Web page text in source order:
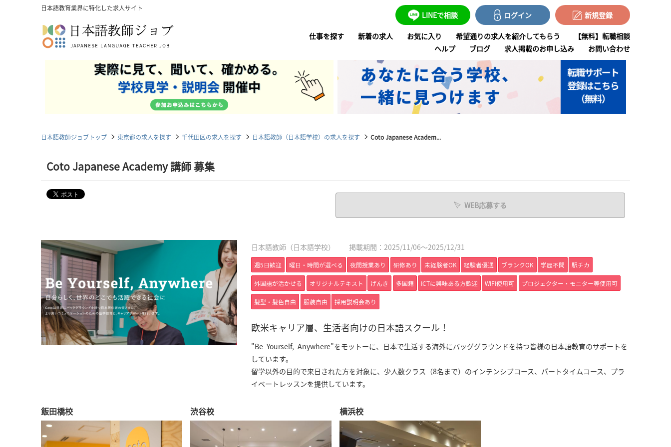
日本語教育業界に特化した求人サイト
LINEで相談 ログイン 新規登録
仕事を探す 新着の求人 お気に入り 希望通りの求人を紹介してもらう
【無料】転職相談
ヘルプ
ブログ 求人掲載のお申し込み お問い合わせ
日本語教師ジョブトップ 東京都の求人を探す 千代田区の求人を探す 日本語教師（日本語学校）の求人を探す Coto Japanese Academ...
Coto Japanese Academy 講師 募集
WEB応募する
日本語教師（日本語学校） 掲載期間：2025/11/06～2025/12/31
週5日歓迎 曜日・時間が選べる 夜間授業あり 研修あり 未経験者OK 経験者優遇 ブランクOK 学歴不問 駅チカ
外国語が活かせる オリジナルテキスト げんき 多国籍 ICTに興味ある方歓迎 WIFI使用可 プロジェクター・モニター等使用可
髪型・髪色自由 服装自由 採用説明会あり
欧米キャリア層、生活者向けの日本語スクール！
"Be Yourself, Anywhere"をモットーに、日本で生活する海外にバッググラウンドを持つ皆様の日本語教育のサポートを
しています。
留学以外の目的で来日された方を対象に、少人数クラス（8名まで）のインテンシブコース、パートタイムコース、プラ
イベートレッスンを提供しています。
飯田橋校 渋谷校 横浜校